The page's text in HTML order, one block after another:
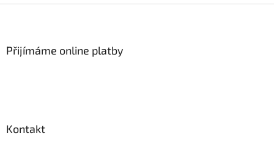
Přijímáme online platby
Kontakt